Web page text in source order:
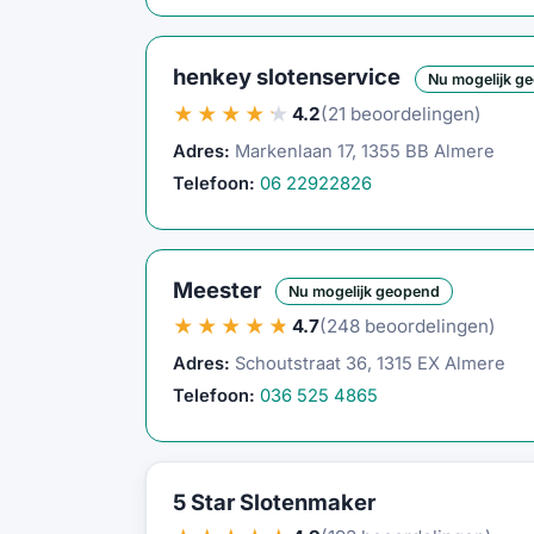
henkey slotenservice Nu mogelijk
★★★★★ 4.2(21 beoordelingen)
Adres: Markenlaan 17, 1355 BB Almere
Telefoon: 06 22922826
Meester Nu mogelijk geopend
★★★★★ 4.7(248 beoordelingen)
Adres: Schoutstraat 36, 1315 EX Almere
Telefoon: 036 525 4865
5 Star Slotenmaker